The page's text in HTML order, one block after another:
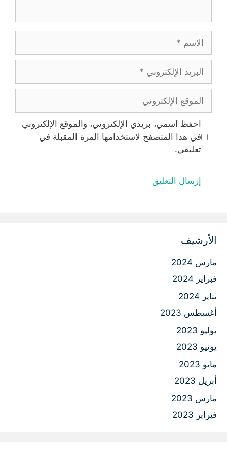
الاسم
البريد
الإلكتروني
الموقع
الإلكتروني
احفظ اسمي، بريدي الإلكتروني، والموقع الإلكتروني
في هذا المتصفح لاستخدامها المرة المقبلة في
تعليقي.
الأرشيف
مارس 2024
فبراير 2024
يناير 2024
أغسطس 2023
يوليو 2023
يونيو 2023
مايو 2023
أبريل 2023
مارس 2023
فبراير 2023